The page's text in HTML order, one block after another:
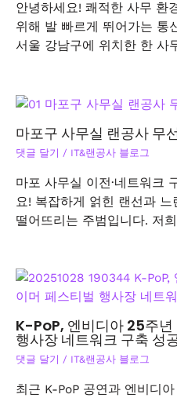
안녕하세요! 쾌적한 사무 환
위해 발 빠르게 뛰어가는 통
서울 강남구에 위치한 한 사
마포구 사무실 랜공사 무
댓글 달기 / IT&랜공사 블로그
마포 사무실 이전·네트워크
요! 복잡하게 얽힌 랜선과
떨어뜨리는 주범입니다. 저
K-PoP, 엔비디아 25주년
행사장 네트워크 구축 성
댓글 달기 / IT&랜공사 블로그
최근 K-PoP 공연과 엔비디